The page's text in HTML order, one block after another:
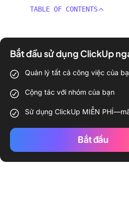
TABLE OF CONTENTS
Bắt đầu sử dụng ClickUp
Quản lý tất cả công việc của
Cộng tác với nhóm của bạn
Sử dụng ClickUp MIỄN
Bắt đầu